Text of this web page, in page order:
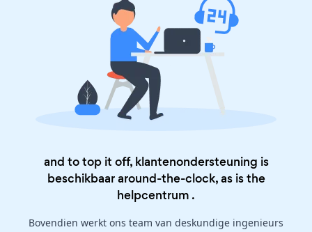
and to top it off, klantenondersteuning is
beschikbaar around-the-clock, as is the
helpcentrum .
Bovendien werkt ons team van deskundige ingenieurs